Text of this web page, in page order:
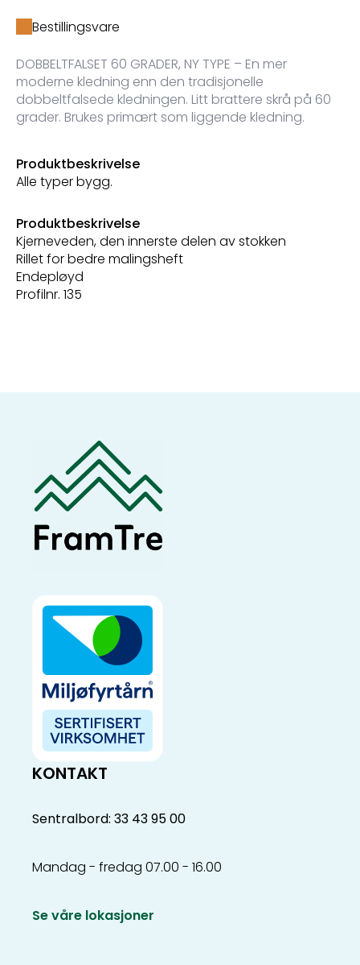
Bestillingsvare
DOBBELTFALSET 60 GRADER, NY TYPE – En mer
moderne kledning enn den tradisjonelle
dobbeltfalsede kledningen. Litt brattere skrå på 60
grader. Brukes primært som liggende kledning.
Produktbeskrivelse
Alle typer bygg.
Produktbeskrivelse
Kjerneveden, den innerste delen av stokken
Rillet for bedre malingsheft
Endepløyd
Profilnr. 135
KONTAKT
Sentralbord: 33 43 95 00
Mandag - fredag 07.00 - 16.00
Se våre lokasjoner